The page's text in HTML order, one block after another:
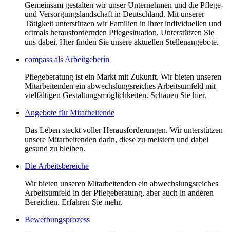
Gemeinsam gestalten wir unser Unternehmen und die Pflege-
und Versorgungslandschaft in Deutschland. Mit unserer
Tätigkeit unterstützen wir Familien in ihrer individuellen und
oftmals herausfordernden Pflegesituation. Unterstützen Sie
uns dabei. Hier finden Sie unsere aktuellen Stellenangebote.
compass als Arbeitgeberin
Pflegeberatung ist ein Markt mit Zukunft. Wir bieten unseren
Mitarbeitenden ein abwechslungsreiches Arbeitsumfeld mit
vielfältigen Gestaltungsmöglichkeiten. Schauen Sie hier.
Angebote für Mitarbeitende
Das Leben steckt voller Herausforderungen. Wir unterstützen
unsere Mitarbeitenden darin, diese zu meistern und dabei
gesund zu bleiben.
Die Arbeitsbereiche
Wir bieten unseren Mitarbeitenden ein abwechslungsreiches
Arbeitsumfeld in der Pflegeberatung, aber auch in anderen
Bereichen. Erfahren Sie mehr.
Bewerbungsprozess